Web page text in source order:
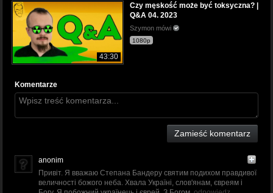
43:30
Czy męskość może być toksyczna? |
Q&A 04. 2023
Szymon mówi
1080p
Komentarze
Zamieść komentarz
anonim
Привіт. Я вважаю Степана Бандеру святим подихом правдивої
величності божого неба. Хвала Україні, слов'янам, євреям і